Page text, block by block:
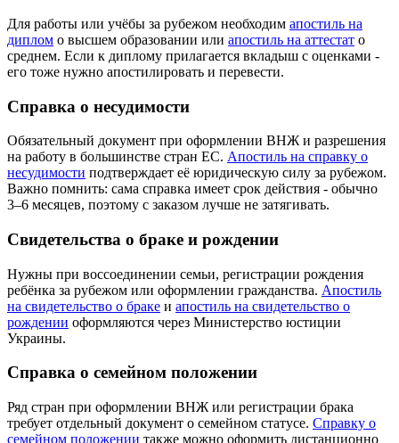
Для работы или учёбы за рубежом необходим апостиль на
диплом о высшем образовании или апостиль на аттестат о
среднем. Если к диплому прилагается вкладыш с оценками -
его тоже нужно апостилировать и перевести.
Справка о несудимости
Обязательный документ при оформлении ВНЖ и разрешения
на работу в большинстве стран ЕС. Апостиль на справку о
несудимости подтверждает её юридическую силу за рубежом.
Важно помнить: сама справка имеет срок действия - обычно
3–6 месяцев, поэтому с заказом лучше не затягивать.
Свидетельства о браке и рождении
Нужны при воссоединении семьи, регистрации рождения
ребёнка за рубежом или оформлении гражданства. Апостиль
на свидетельство о браке и апостиль на свидетельство о
рождении оформляются через Министерство юстиции
Украины.
Справка о семейном положении
Ряд стран при оформлении ВНЖ или регистрации брака
требует отдельный документ о семейном статусе. Справку о
семейном положении также можно оформить дистанционно